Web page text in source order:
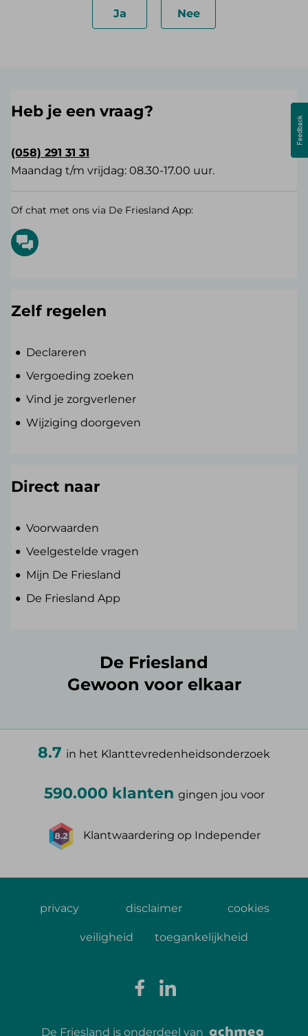
Ja Nee
Heb je een vraag?
(058) 291 31 31
Maandag t/m vrijdag: 08.30-17.00 uur.
Of chat met ons via De Friesland App:
Zelf regelen
Declareren
Vergoeding zoeken
Vind je zorgverlener
Wijziging doorgeven
Direct naar
Voorwaarden
Veelgestelde vragen
Mijn De Friesland
De Friesland App
De Friesland
Gewoon voor elkaar
8.7 in het Klanttevredenheidsonderzoek
590.000 klanten gingen jou voor
Klantwaardering op Independer
privacy disclaimer cookies
veiligheid toegankelijkheid
De Friesland is onderdeel van